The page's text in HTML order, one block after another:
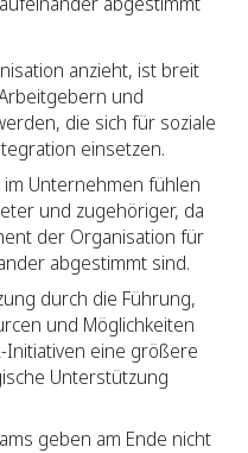
anzieht, ist breit
und
die sich für soziale
einsetzen.
Unternehmen fühlen
und zugehöriger, da
der Organisation für
abgestimmt sind.
durch die Führung,
und Möglichkeiten
Initiativen eine größere
Unterstützung
geben am Ende nicht